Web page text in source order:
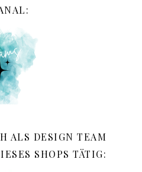
ALS DESIGN TEAM
SHOPS TÄTIG: